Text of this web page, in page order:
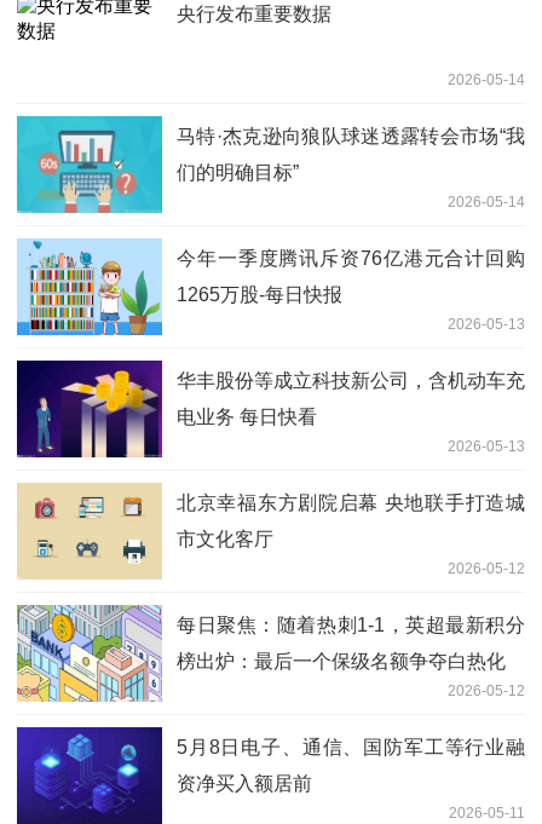
央行发布重要数据
2026-05-14
马特·杰克逊向狼队球迷透露转会市场“我
们的明确目标”
2026-05-14
今年一季度腾讯斥资76亿港元合计回购
1265万股-每日快报
2026-05-13
华丰股份等成立科技新公司，含机动车充
电业务 每日快看
2026-05-13
北京幸福东方剧院启幕 央地联手打造城
市文化客厅
2026-05-12
每日聚焦：随着热刺1-1，英超最新积分
榜出炉：最后一个保级名额争夺白热化
2026-05-12
5月8日电子、通信、国防军工等行业融
资净买入额居前
2026-05-11